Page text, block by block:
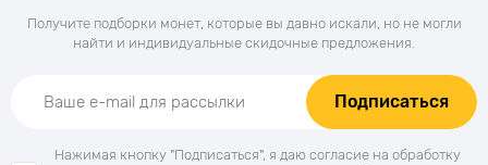
Получите подборки монет, которые вы давно искали, но не могли
найти и индивидуальные скидочные предложения.
Подписаться
Нажимая кнопку "Подписаться", я даю согласие на обработку